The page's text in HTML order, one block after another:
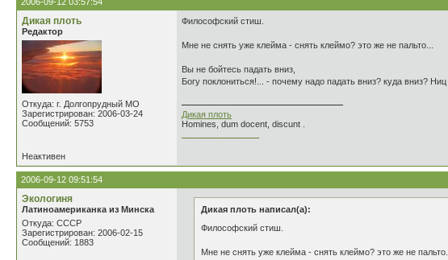
Дикая плоть
Редактор
Откуда: г. Долгопрудный МО
Зарегистрирован: 2006-03-24
Сообщений: 5753
Философский стиш.
Мне не снять уже клейма - снять клеймо? это же не пальто...
Вы не бойтесь падать вниз,
Богу поклониться!... - почему надо падать вниз? куда вниз?
Дикая плоть
Homines, dum docent, discunt .
Неактивен
2006-09-12 09:51:54
Экологиня
Латиноамериканка из Минска
Откуда: СССР
Зарегистрирован: 2006-02-15
Сообщений: 1883
Дикая плоть написал(а):
Философский стиш.
Мне не снять уже клейма - снять клеймо? это же не пальто...